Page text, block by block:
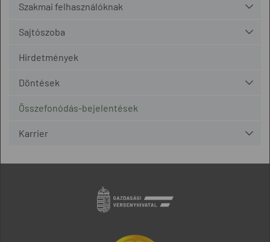
Szakmai felhasználóknak
Sajtószoba
Hirdetmények
Döntések
Összefonódás-bejelentések
Karrier